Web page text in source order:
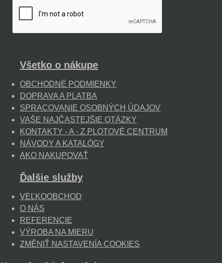
Všetko o nákupe
OBCHODNÉ PODMIENKY
DOPRAVA A PLATBA
SPRACOVANIE OSOBNÝCH ÚDAJOV
VAŠE NAJČASTEJŠIE OTÁZKY
KONTAKTY - A - Z PLOTOVÉ CENTRUM
NÁVODY A KATALÓGY
AKO NAKUPOVAŤ
Ďalšie služby
VEĽKOOBCHOD
O NÁS
REFERENCIE
VÝROBA NA MIERU
ZMĚNIŤ NASTAVENÍA COOKIES